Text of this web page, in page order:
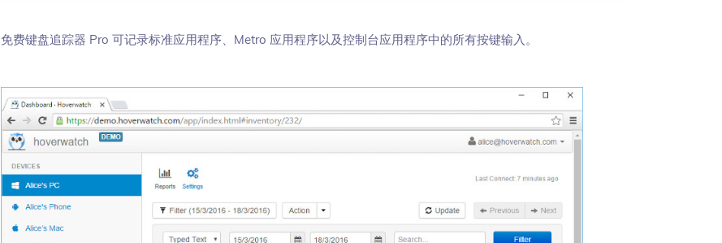
免费键盘追踪器 Pro 可记录标准应用程序、Metro 应用程序以及控制台应用程序中的所有按键输入。